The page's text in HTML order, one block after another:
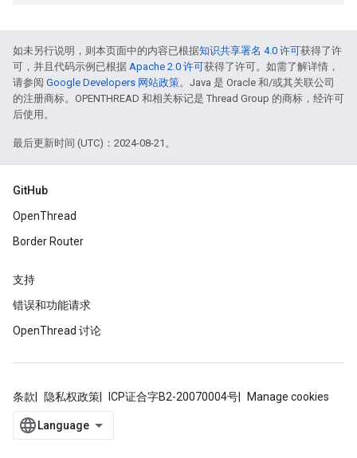
如未另行说明，则本页面中的内容已根据知识共享署名 4.0 许可获得了许
可，并且代码示例已根据 Apache 2.0 许可获得了许可。如需了解详情，
请参阅 Google Developers 网站政策。Java 是 Oracle 和/或其关联公司
的注册商标。OPENTHREAD 和相关标记是 Thread Group 的商标，经许可
后使用。
最后更新时间 (UTC)：2024-08-21。
GitHub
OpenThread
Border Router
支持
错误和功能请求
OpenThread 讨论
条款 隐私权政策 ICP证合字B2-20070004号 Manage cookies